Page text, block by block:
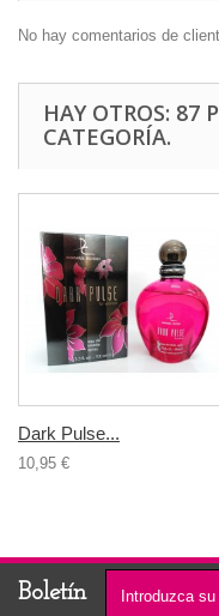
No hay comentarios de
HAY OTROS: 87
CATEGORÍA.
Dark Pulse...
10,95 €
Boletín